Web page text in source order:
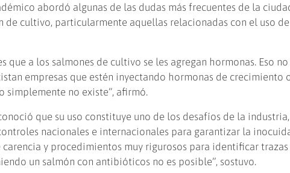
abordó algunas de las dudas más frecuentes de la
de cultivo, particularmente aquellas relacionadas con el uso de
que a los salmones de cultivo se les agregan hormonas. Eso no
empresas que estén inyectando hormonas de crecimiento
simplemente no existe”, afirmó.
que su uso constituye uno de los desafíos de la
nacionales e internacionales para garantizar la
y procedimientos muy rigurosos para identificar trazas
un salmón con antibióticos no es posible”, sostuvo.